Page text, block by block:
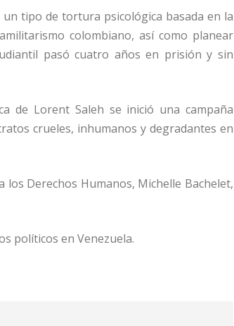
tipo de tortura psicológica basada en la
colombiano, así como planear
pasó cuatro años en prisión y sin
de Lorent Saleh se inició una campaña
crueles, inhumanos y degradantes en
los Derechos Humanos, Michelle Bachelet,
políticos en Venezuela.